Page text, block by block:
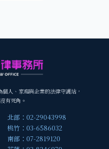
人、家庭與企業的法律守護站，
有死角。
北部：02-29043998
桃竹：03-6586032
南部：07-2819120